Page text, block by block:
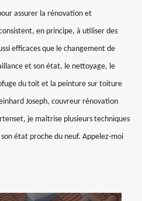
assurer la rénovation et
en principe, à utiliser des
efficaces que le changement de
et son état, le nettoyage, le
du toit et la peinture sur toiture
Joseph, couvreur rénovation
je maîtrise plusieurs techniques
état proche du neuf. Appelez-moi